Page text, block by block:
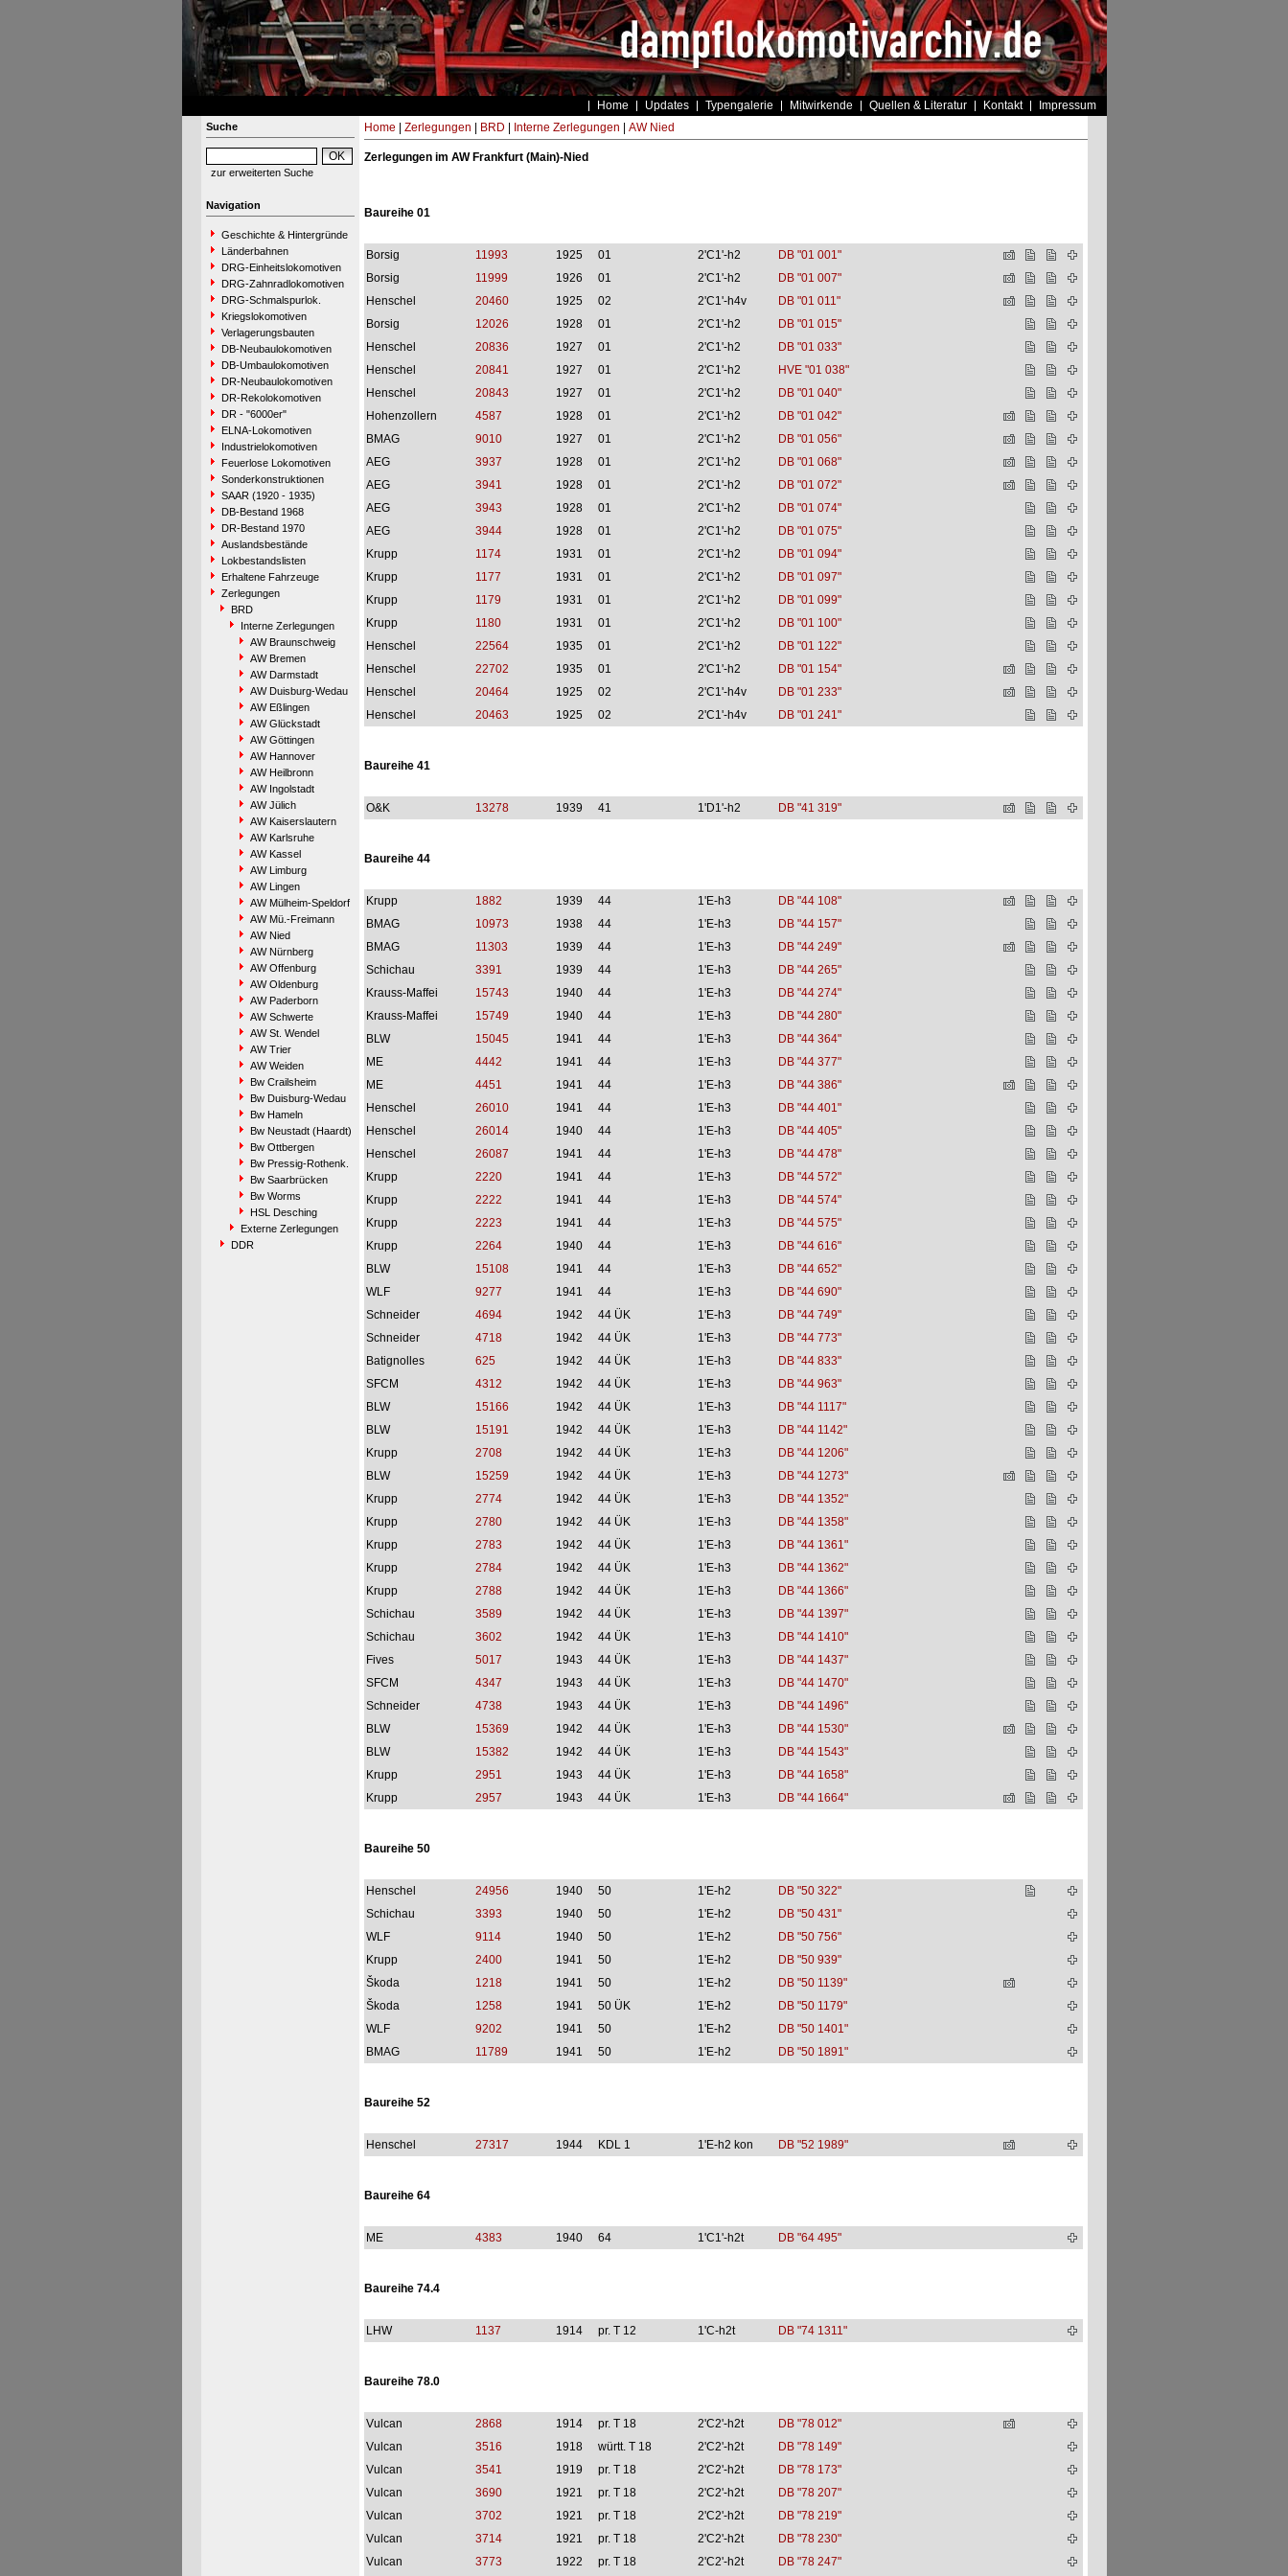
Home Updates Typengalerie Mitwirkende Quellen & Literatur Kontakt Impressum
Suche
zur erweiterten Suche
Navigation
Geschichte & Hintergründe
Länderbahnen
DRG-Einheitslokomotiven
DRG-Zahnradlokomotiven
DRG-Schmalspurlok.
Kriegslokomotiven
Verlagerungsbauten
DB-Neubaulokomotiven
DB-Umbaulokomotiven
DR-Neubaulokomotiven
DR-Rekolokomotiven
DR - "6000er"
ELNA-Lokomotiven
Industrielokomotiven
Feuerlose Lokomotiven
Sonderkonstruktionen
SAAR (1920 - 1935)
DB-Bestand 1968
DR-Bestand 1970
Auslandsbestände
Lokbestandslisten
Erhaltene Fahrzeuge
Zerlegungen
BRD
Interne Zerlegungen
AW Braunschweig
AW Bremen
AW Darmstadt
AW Duisburg-Wedau
AW Eßlingen
AW Glückstadt
AW Göttingen
AW Hannover
AW Heilbronn
AW Ingolstadt
AW Jülich
AW Kaiserslautern
AW Karlsruhe
AW Kassel
AW Limburg
AW Lingen
AW Mülheim-Speldorf
AW Mü.-Freimann
AW Nied
AW Nürnberg
AW Offenburg
AW Oldenburg
AW Paderborn
AW Schwerte
AW St. Wendel
AW Trier
AW Weiden
Bw Crailsheim
Bw Duisburg-Wedau
Bw Hameln
Bw Neustadt (Haardt)
Bw Ottbergen
Bw Pressig-Rothenk.
Bw Saarbrücken
Bw Worms
HSL Desching
Externe Zerlegungen
DDR
Home Zerlegungen BRD Interne Zerlegungen AW Nied
Zerlegungen im AW Frankfurt (Main)-Nied
Baureihe 01
Borsig 11993 1925 01 2'C1'-h2
DB "01 001"
Borsig
11999 1926 01 2'C1'-h2
DB "01 007"
Henschel
20460 1925 02 2'C1'-h4v
DB "01 011"
Borsig
12026 1928 01 2'C1'-h2
DB "01 015"
Henschel
20836 1927 01 2'C1'-h2
DB "01 033"
Henschel
20841 1927 01 2'C1'-h2
HVE "01 038"
Henschel
20843 1927 01 2'C1'-h2
DB "01 040"
Hohenzollern
4587 1928 01 2'C1'-h2
DB "01 042"
BMAG
9010 1927 01 2'C1'-h2
DB "01 056"
AEG
3937 1928 01 2'C1'-h2
DB "01 068"
AEG
3941 1928 01 2'C1'-h2
DB "01 072"
AEG
3943 1928 01 2'C1'-h2
DB "01 074"
AEG
3944 1928 01 2'C1'-h2
DB "01 075"
Krupp
1174 1931 01 2'C1'-h2
DB "01 094"
Krupp
1177 1931 01 2'C1'-h2
DB "01 097"
Krupp
1179 1931 01 2'C1'-h2
DB "01 099"
Krupp
1180 1931 01 2'C1'-h2
DB "01 100"
Henschel
22564 1935 01 2'C1'-h2
DB "01 122"
Henschel
22702 1935 01 2'C1'-h2
DB "01 154"
Henschel
20464 1925 02 2'C1'-h4v
DB "01 233"
Henschel
20463 1925 02 2'C1'-h4v DB "01 241"
Baureihe 41
O&K 13278 1939 41 1'D1'-h2 DB "41 319"
Baureihe 44
Krupp 1882 1939 44 1'E-h3
DB "44 108"
BMAG
10973 1938 44 1'E-h3
DB "44 157"
BMAG
11303 1939 44 1'E-h3
DB "44 249"
Schichau
3391 1939 44 1'E-h3
DB "44 265"
Krauss-Maffei
15743 1940 44 1'E-h3
DB "44 274"
Krauss-Maffei
15749 1940 44 1'E-h3
DB "44 280"
BLW
15045 1941 44 1'E-h3
DB "44 364"
ME
4442 1941 44 1'E-h3
DB "44 377"
ME
4451 1941 44 1'E-h3
DB "44 386"
Henschel
26010 1941 44 1'E-h3
DB "44 401"
Henschel
26014 1940 44 1'E-h3
DB "44 405"
Henschel
26087 1941 44 1'E-h3
DB "44 478"
Krupp
2220 1941 44 1'E-h3
DB "44 572"
Krupp
2222 1941 44 1'E-h3
DB "44 574"
Krupp
2223 1941 44 1'E-h3
DB "44 575"
Krupp
2264 1940 44 1'E-h3
DB "44 616"
BLW
15108 1941 44 1'E-h3
DB "44 652"
WLF
9277 1941 44 1'E-h3
DB "44 690"
Schneider
4694 1942 44 ÜK 1'E-h3
DB "44 749"
Schneider
4718 1942 44 ÜK 1'E-h3
DB "44 773"
Batignolles
625 1942 44 ÜK 1'E-h3
DB "44 833"
SFCM
4312 1942 44 ÜK 1'E-h3
DB "44 963"
BLW
15166 1942 44 ÜK 1'E-h3
DB "44 1117"
BLW
15191 1942 44 ÜK 1'E-h3
DB "44 1142"
Krupp
2708 1942 44 ÜK 1'E-h3
DB "44 1206"
BLW
15259 1942 44 ÜK 1'E-h3
DB "44 1273"
Krupp
2774 1942 44 ÜK 1'E-h3
DB "44 1352"
Krupp
2780 1942 44 ÜK 1'E-h3
DB "44 1358"
Krupp
2783 1942 44 ÜK 1'E-h3
DB "44 1361"
Krupp
2784 1942 44 ÜK 1'E-h3
DB "44 1362"
Krupp
2788 1942 44 ÜK 1'E-h3
DB "44 1366"
Schichau
3589 1942 44 ÜK 1'E-h3
DB "44 1397"
Schichau
3602 1942 44 ÜK 1'E-h3
DB "44 1410"
Fives
5017 1943 44 ÜK 1'E-h3
DB "44 1437"
SFCM
4347 1943 44 ÜK 1'E-h3
DB "44 1470"
Schneider
4738 1943 44 ÜK 1'E-h3
DB "44 1496"
BLW
15369 1942 44 ÜK 1'E-h3
DB "44 1530"
BLW
15382 1942 44 ÜK 1'E-h3
DB "44 1543"
Krupp
2951 1943 44 ÜK 1'E-h3
DB "44 1658"
Krupp
2957 1943 44 ÜK 1'E-h3 DB "44 1664"
Baureihe 50
Henschel 24956 1940 50 1'E-h2
DB "50 322"
Schichau
3393 1940 50 1'E-h2
DB "50 431"
WLF
9114 1940 50 1'E-h2
DB "50 756"
Krupp
2400 1941 50 1'E-h2
DB "50 939"
Škoda
1218 1941 50 1'E-h2
DB "50 1139"
Škoda
1258 1941 50 ÜK 1'E-h2
DB "50 1179"
WLF
9202 1941 50 1'E-h2
DB "50 1401"
BMAG
11789 1941 50 1'E-h2 DB "50 1891"
Baureihe 52
Henschel 27317 1944 KDL 1 1'E-h2 kon DB "52 1989"
Baureihe 64
ME 4383 1940 64 1'C1'-h2t DB "64 495"
Baureihe 74.4
LHW 1137 1914 pr. T 12 1'C-h2t DB "74 1311"
Baureihe 78.0
Vulcan 2868 1914 pr. T 18 2'C2'-h2t
DB "78 012"
Vulcan
3516 1918 württ. T 18 2'C2'-h2t
DB "78 149"
Vulcan
3541 1919 pr. T 18 2'C2'-h2t
DB "78 173"
Vulcan
3690 1921 pr. T 18 2'C2'-h2t
DB "78 207"
Vulcan
3702 1921 pr. T 18 2'C2'-h2t
DB "78 219"
Vulcan
3714 1921 pr. T 18 2'C2'-h2t
DB "78 230"
Vulcan
3773 1922 pr. T 18 2'C2'-h2t DB "78 247"